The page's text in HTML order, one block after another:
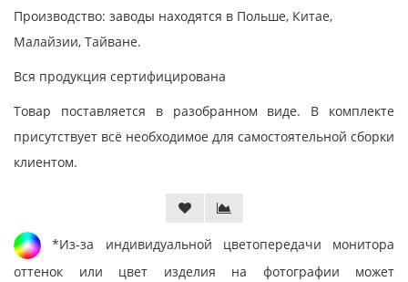
Производство: заводы находятся в Польше, Китае,
Малайзии, Тайване.
Вся продукция сертифицирована
Товар поставляется в разобранном виде. В комплекте
присутствует всё необходимое для самостоятельной сборки
клиентом.
*Из-за индивидуальной цветопередачи монитора
оттенок или цвет изделия на фотографии может